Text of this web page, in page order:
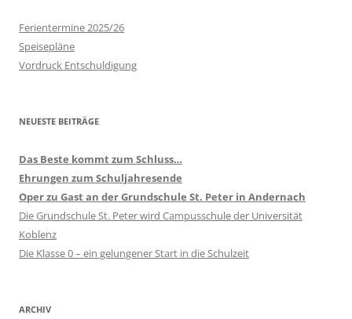
Ferientermine 2025/26
Speisepläne
Vordruck Entschuldigung
NEUESTE BEITRÄGE
Das Beste kommt zum Schluss…
Ehrungen zum Schuljahresende
Oper zu Gast an der Grundschule St. Peter in Andernach
Die Grundschule St. Peter wird Campusschule der Universität
Koblenz
Die Klasse 0 – ein gelungener Start in die Schulzeit
ARCHIV